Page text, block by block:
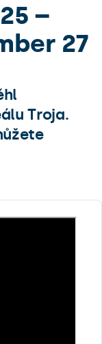
–
27
Troja.